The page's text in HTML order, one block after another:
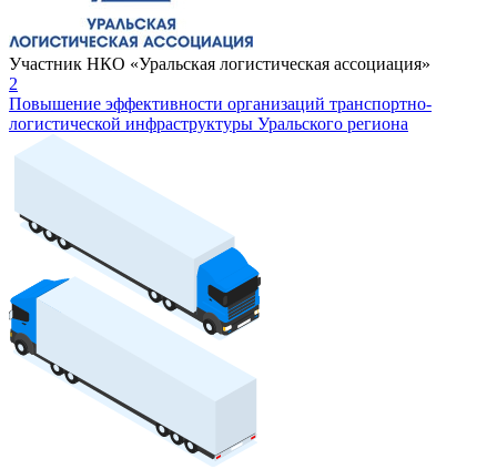
Участник НКО «Уральская логистическая ассоциация»
2
Повышение эффективности организаций транспортно-
логистической инфраструктуры Уральского региона